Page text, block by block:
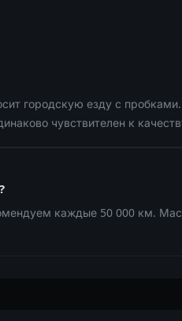
городскую езду с
чувствителен к
каждые 50 000 км.